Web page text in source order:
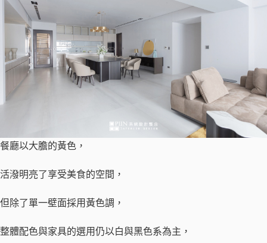
餐廳以大膽的黃色，
活潑明亮了享受美食的空間，
但除了單一壁面採用黃色調，
整體配色與家具的選用仍以白與黑色系為主，